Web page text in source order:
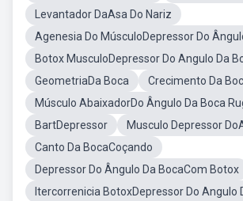
Levantador DaAsa Do Nariz
Agenesia Do MúsculoDepressor Do
Botox MusculoDepressor Do Angulo Da
GeometriaDa Boca
Crecimento Da
Músculo AbaixadorDo Ângulo Da Boca
BartDepressor
Musculo Depressor
Canto Da BocaCoçando
Depressor Do Ângulo Da BocaCom Botox
Itercorrenicia BotoxDepressor Do Angulo